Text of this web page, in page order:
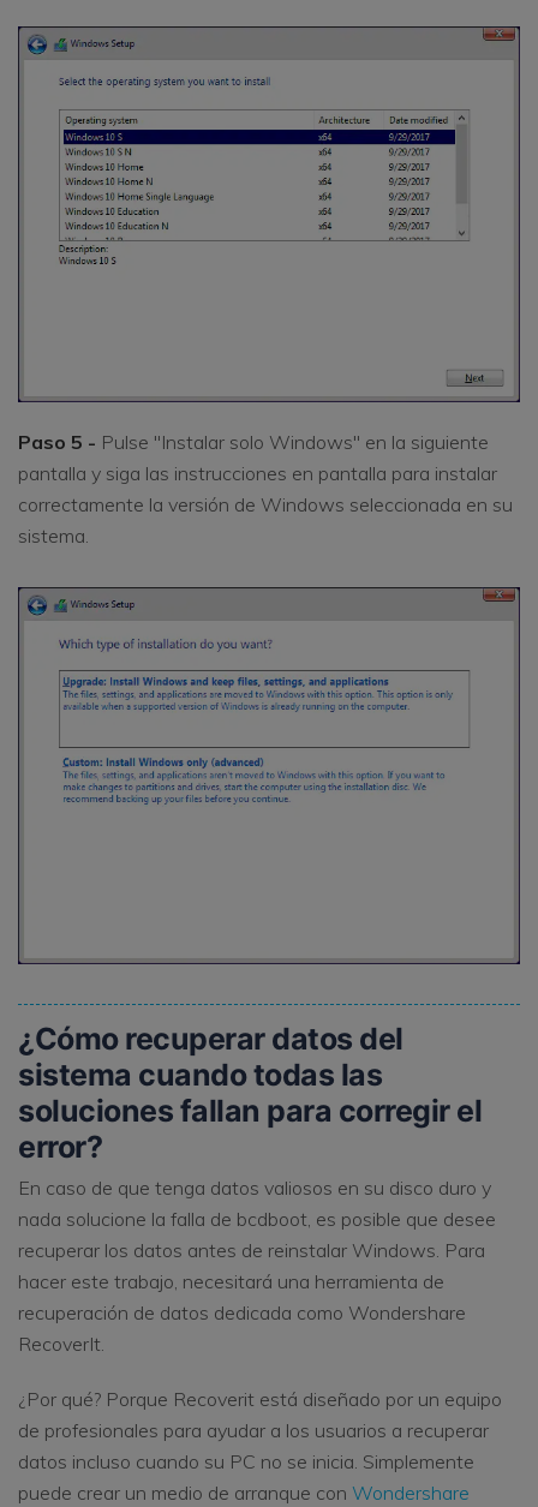
Paso 5 - Pulse "Instalar solo Windows" en la siguiente
pantalla y siga las instrucciones en pantalla para instalar
correctamente la versión de Windows seleccionada en su
sistema.
¿Cómo recuperar datos del
sistema cuando todas las
soluciones fallan para corregir el
error?
En caso de que tenga datos valiosos en su disco duro y
nada solucione la falla de bcdboot, es posible que desee
recuperar los datos antes de reinstalar Windows. Para
hacer este trabajo, necesitará una herramienta de
recuperación de datos dedicada como Wondershare
RecoverIt.
¿Por qué? Porque Recoverit está diseñado por un equipo
de profesionales para ayudar a los usuarios a recuperar
datos incluso cuando su PC no se inicia. Simplemente
puede crear un medio de arranque con Wondershare